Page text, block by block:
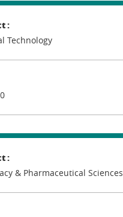
Technology
& Pharmaceutical Sciences